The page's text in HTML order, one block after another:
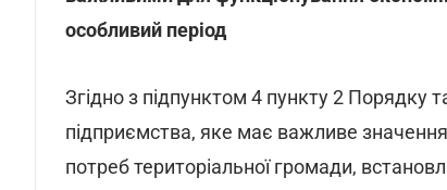
особливий період
Згідно з підпунктом 4 пункту 2 Порядку
підприємства, яке має важливе
потреб територіальної громади,